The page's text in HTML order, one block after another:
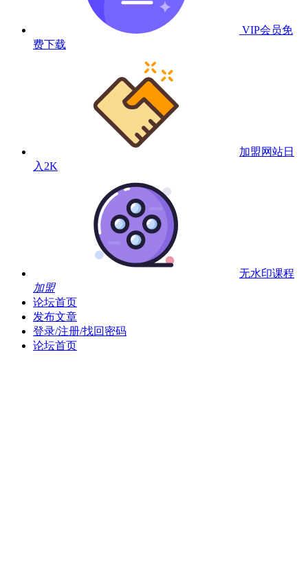
VIP会员免
费下载
加盟网站日
入2K
无水印课程
加盟
论坛首页
发布文章
登录/注册/找回密码
论坛首页